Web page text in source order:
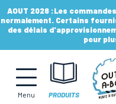
AOUT 2026 :Les
normalement. Certains
des délais
pour
Menu PRODUITS